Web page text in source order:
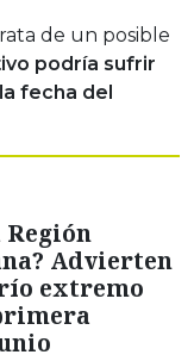
de un posible
podría sufrir
fecha del
Región
Advierten
extremo